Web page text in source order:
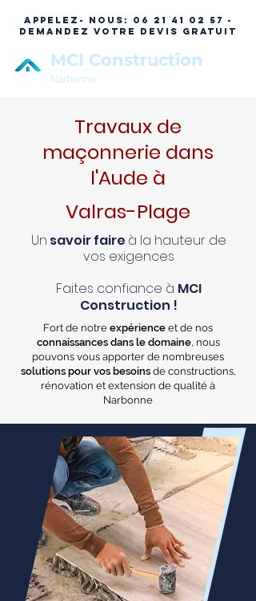
APPELEZ- NOUS:
06 21 41 02 57 -
DEMANDEZ VOTRE DEVIS GRATUIT
MCI Construction
Narbonne
Travaux de
maçonnerie dans
l'Aude à
Valras-Plage
Un savoir faire à la hauteur de
vos exigences
Faites confiance à MCI
Construction !
Fort de notre expérience et de nos
connaissances dans le domaine, nous
pouvons vous apporter de nombreuses
solutions pour vos besoinsde constructions,
rénovation et extension de qualité à
Narbonne